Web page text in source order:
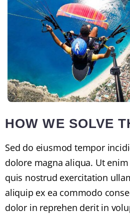
HOW WE SOLVE
Sed do eiusmod tempor
dolore magna aliqua. Ut
quis nostrud exercitation
aliquip ex ea commodo
dolor in reprehen derit in